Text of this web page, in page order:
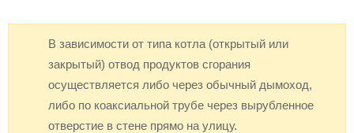
В зависимости от типа котла (открытый или
закрытый) отвод продуктов сгорания
осуществляется либо через обычный дымоход,
либо по коаксиальной трубе через вырубленное
отверстие в стене прямо на улицу.